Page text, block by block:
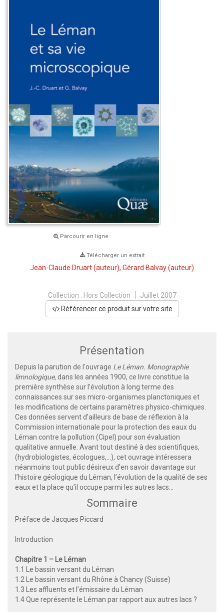
Parcourir en ligne
Télécharger un extrait
Jean-Claude Druart(auteur), Gérard Balvay(auteur)
Collection : Hors Collection
Juillet 2007
Référencer ce produit sur votre site
Présentation
Depuis la parution de l'ouvrage Le Léman. Monographie
limnologique, dans les années 1900, ce livre constitue la
première synthèse sur l’évolution à long terme des
connaissances sur ses micro-organismes planctoniques et
les modifications de certains paramètres physico-chimiques.
Ces données servent d’ailleurs de base de réflexion à la
Commission internationale pour la protection des eaux du
Léman contre la pollution (Cipel) pour son évaluation
qualitative annuelle. Avant tout destiné à des scientifiques,
(hydrobiologistes, écologues,…), cet ouvrage intéressera
néanmoins tout public désireux d’en savoir davantage sur
l’histoire géologique du Léman, l’évolution de la qualité de ses
eaux et la place qu’il occupe parmi les autres lacs…
Sommaire
Préface de Jacques Piccard
Introduction
Chapitre 1 – Le Léman
1.1 Le bassin versant du Léman
1.2 Le bassin versant du Rhône à Chancy (Suisse)
1.3 Les affluents et l’émissaire du Léman
1.4 Que représente le Léman par rapport aux autres lacs ?